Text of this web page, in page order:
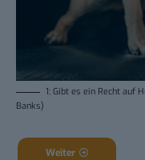
1: Gibt es ein Recht auf
Banks)
Weiter